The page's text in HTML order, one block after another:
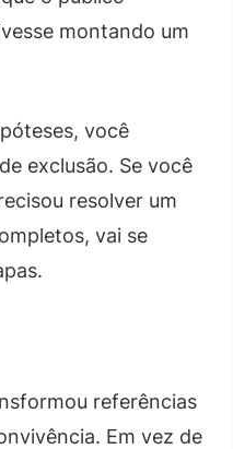
montando um
você
exclusão. Se você
resolver um
vai se
referências
Em vez de